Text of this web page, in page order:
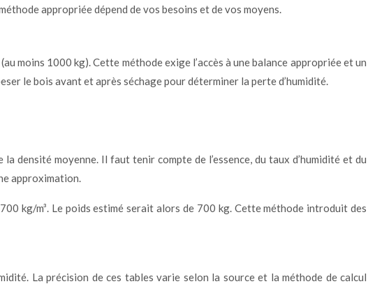
appropriée dépend de vos besoins et de vos moyens.
moins 1000 kg). Cette méthode exige l’accès à une balance appropriée et un
le bois avant et après séchage pour déterminer la perte d’humidité.
densité moyenne. Il faut tenir compte de l’essence, du taux d’humidité et du
approximation.
kg/m³. Le poids estimé serait alors de 700 kg. Cette méthode introduit des
La précision de ces tables varie selon la source et la méthode de calcul